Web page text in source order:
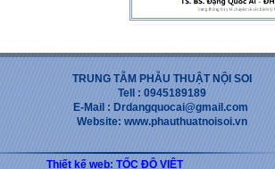
TRUNG TẪM PHẪU THUẬT NỘI SOI
Tell : 0945189189
E-Mail : Drdangquocai@gmail.com
Website: www.phauthuatnoisoi.vn
Thiết kế web: TỐC ĐỘ VIỆT